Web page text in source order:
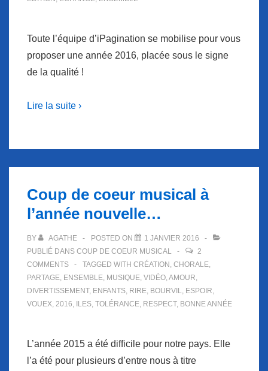
Toute l’équipe d’iPagination se mobilise pour vous
proposer une année 2016, placée sous le signe
de la qualité !
Lire la suite ›
Coup de coeur musical à
l’année nouvelle…
BY AGATHE POSTED ON
1 JANVIER 2016
PUBLIÉ DANS COUP DE COEUR MUSICAL
2
COMMENTS
TAGGED WITH CRÉATION, CHORALE,
PARTAGE, ENSEMBLE, MUSIQUE, VIDÉO,AMOUR,
DIVERTISSEMENT, ENFANTS, RIRE, BOURVIL, ESPOIR,
VOUEX, 2016, ILES, TOLÉRANCE, RESPECT, BONNE ANNÉE
L’année 2015 a été difficile pour notre pays. Elle
l’a été pour plusieurs d’entre nous à titre